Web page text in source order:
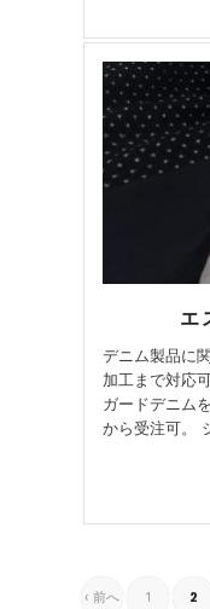
エ
デニム製品に
加工まで対応
ガードデニム
から受注可。
‹ 前へ 1 2